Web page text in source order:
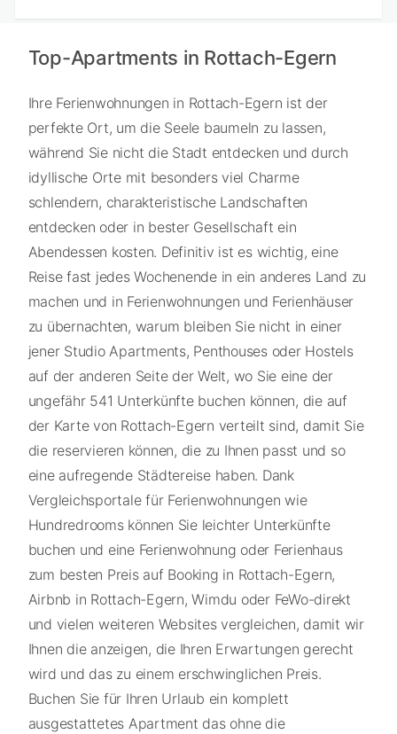
Top-Apartments in Rottach-Egern
Ihre Ferienwohnungen in Rottach-Egern ist der
perfekte Ort, um die Seele baumeln zu lassen,
während Sie nicht die Stadt entdecken und durch
idyllische Orte mit besonders viel Charme
schlendern, charakteristische Landschaften
entdecken oder in bester Gesellschaft ein
Abendessen kosten. Definitiv ist es wichtig, eine
Reise fast jedes Wochenende in ein anderes Land zu
machen und in Ferienwohnungen und Ferienhäuser
zu übernachten, warum bleiben Sie nicht in einer
jener Studio Apartments, Penthouses oder Hostels
auf der anderen Seite der Welt, wo Sie eine der
ungefähr 541 Unterkünfte buchen können, die auf
der Karte von Rottach-Egern verteilt sind, damit Sie
die reservieren können, die zu Ihnen passt und so
eine aufregende Städtereise haben. Dank
Vergleichsportale für Ferienwohnungen wie
Hundredrooms können Sie leichter Unterkünfte
buchen und eine Ferienwohnung oder Ferienhaus
zum besten Preis auf Booking in Rottach-Egern,
Airbnb in Rottach-Egern, Wimdu oder FeWo-direkt
und vielen weiteren Websites vergleichen, damit wir
Ihnen die anzeigen, die Ihren Erwartungen gerecht
wird und das zu einem erschwinglichen Preis.
Buchen Sie für Ihren Urlaub ein komplett
ausgestattetes Apartment das ohne die